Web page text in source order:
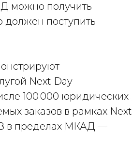
можно получить
должен поступить
Next Day
100 000 юридических
заказов в рамках Next
в пределах МКАД —